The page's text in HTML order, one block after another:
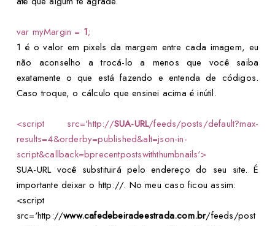
var myMargin = 1;
1 é o valor em pixels da margem entre cada imagem, eu
não aconselho a trocá-lo a menos que você saiba
exatamente o que está fazendo e entenda de códigos.
Caso troque, o cálculo que ensinei acima é inútil.
<script src='http://SUA-URL/feeds/posts/default?max-
results=4&orderby=published&alt=json-in-
script&callback=bprecentpostswiththumbnails'>
SUA-URL você substituirá pelo endereço do seu site. É
importante deixar o http://. No meu caso ficou assim:
<script
src='http://www.cafedebeiradeestrada.com.br/feeds/post